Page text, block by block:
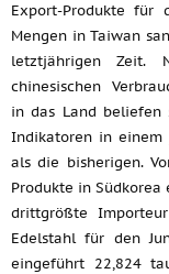
Export-Produkte für
Mengen in Taiwan
letztjährigen Zeit.
chinesischen
in das Land beliefen
Indikatoren in einem
als die bisherigen.
Produkte in Südkorea
drittgrößte
Edelstahl für den
eingeführt 22,824